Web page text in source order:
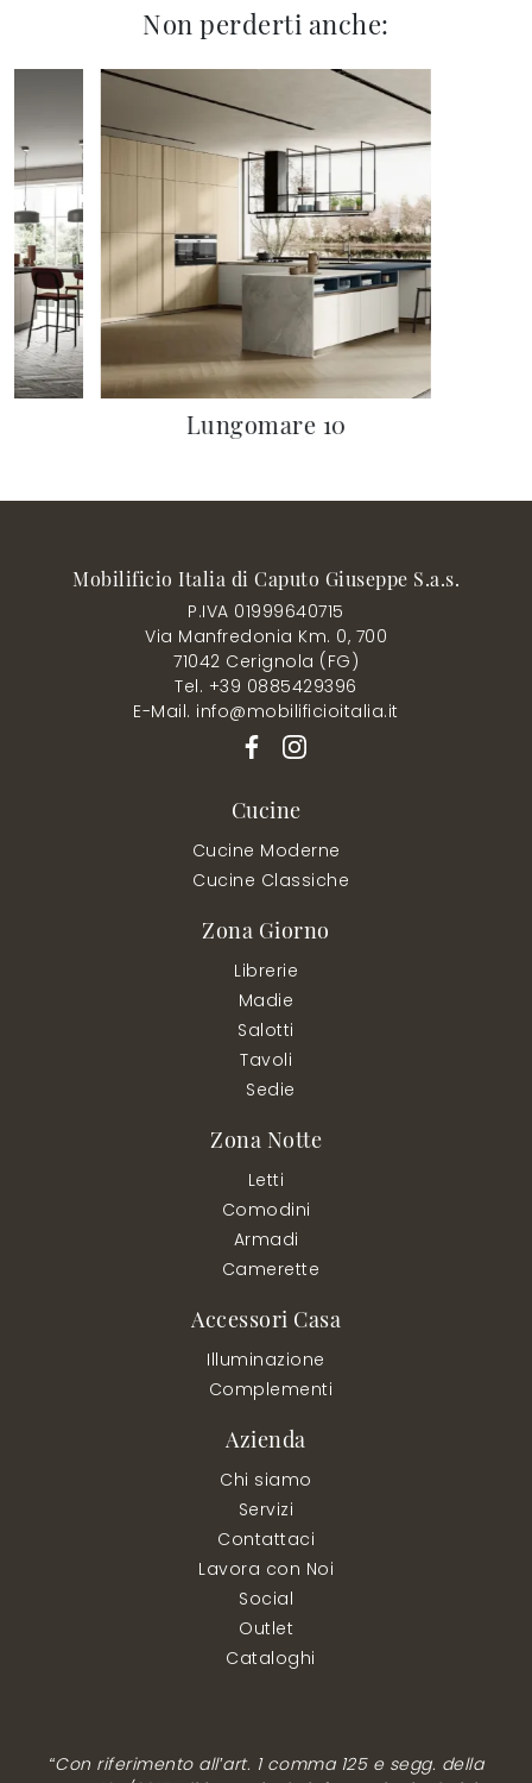
Non perderti anche:
Lungomare 10
Mobilificio Italia di Caputo Giuseppe S.a.s.
P.IVA 01999640715
Via Manfredonia Km. 0, 700
71042 Cerignola (FG)
Tel. +39 0885429396
E-Mail. info@mobilificioitalia.it
Cucine
Cucine Moderne
Cucine Classiche
Zona Giorno
Librerie
Madie
Salotti
Tavoli
Sedie
Zona Notte
Letti
Comodini
Armadi
Camerette
Accessori Casa
Illuminazione
Complementi
Azienda
Chi siamo
Servizi
Contattaci
Lavora con Noi
Social
Outlet
Cataloghi
“Con riferimento all’art. 1 comma 125 e segg. della